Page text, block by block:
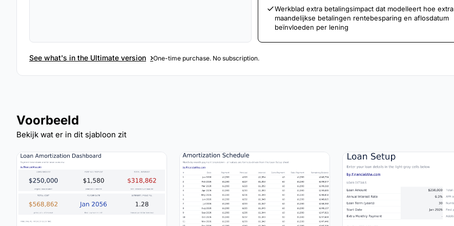
Werkblad extra betalingsimpact dat modelleert hoe extra
maandelijkse betalingen rentebesparing en aflosdatum
beïnvloeden per lening
See what's in the Ultimate version ›One-time purchase. No subscription.
Voorbeeld
Bekijk wat er in dit sjabloon zit